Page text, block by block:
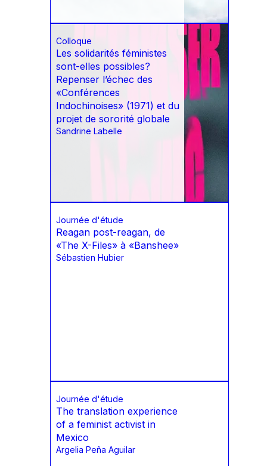
Colloque
Les solidarités féministes
sont-elles possibles?
Repenser l’échec des
«Conférences
Indochinoises» (1971) et du
projet de sororité globale
Sandrine Labelle
Journée d'étude
Reagan post-reagan, de
«The X-Files» à «Banshee»
Sébastien Hubier
Journée d'étude
The translation experience
of a feminist activist in
Mexico
Argelia Peña Aguilar